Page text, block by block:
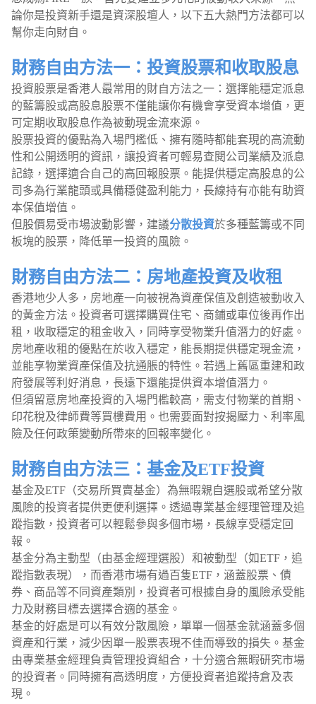
論你是投資新手還是資深股壇人，以下五大熱門方法都可以
幫你走向財自。
財務自由方法一：投資股票和收取股息
投資股票是香港人最常用的財自方法之一：選擇能穩定派息
的藍籌股或高股息股票不僅能讓你有機會享受資本增值，更
可定期收取股息作為被動現金流來源。
股票投資的優點為入場門檻低、擁有隨時都能套現的高流動
性和公開透明的資訊，讓投資者可輕易查閱公司業績及派息
記錄，選擇適合自己的高回報股票。能提供穩定高股息的公
司多為行業龍頭或具備穩健盈利能力，長線持有亦能有助資
本保值增值。
但股價易受市場波動影響，建議分散投資於多種藍籌或不同
板塊的股票，降低單一投資的風險。
財務自由方法二：房地產投資及收租
香港地少人多，房地產一向被視為資產保值及創造被動收入
的黃金方法。投資者可選擇購買住宅、商鋪或車位後再作出
租，收取穩定的租金收入，同時享受物業升值潛力的好處。
房地產收租的優點在於收入穩定，能長期提供穩定現金流，
並能享物業資產保值及抗通脹的特性。若遇上舊區重建和政
府發展等利好消息，長遠下還能提供資本增值潛力。
但須留意房地產投資的入場門檻較高，需支付物業的首期、
印花稅及律師費等買樓費用。也需要面對按揭壓力、利率風
險及任何政策變動所帶來的回報率變化。
財務自由方法三：基金及ETF投資
基金及ETF（交易所買賣基金）為無暇親自選股或希望分散
風險的投資者提供更便利選擇。透過專業基金經理管理及追
蹤指數，投資者可以輕鬆參與多個市場，長線享受穩定回
報。
基金分為主動型（由基金經理選股）和被動型（如ETF，追
蹤指數表現），而香港市場有過百隻ETF，涵蓋股票、債
券、商品等不同資產類別，投資者可根據自身的風險承受能
力及財務目標去選擇合適的基金。
基金的好處是可以有效分散風險，單單一個基金就涵蓋多個
資產和行業，減少因單一股票表現不佳而導致的損失。基金
由專業基金經理負責管理投資組合，十分適合無暇研究市場
的投資者。同時擁有高透明度，方便投資者追蹤持倉及表
現。